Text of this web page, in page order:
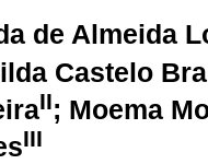
de Almeida
Castelo
II; Moema
III